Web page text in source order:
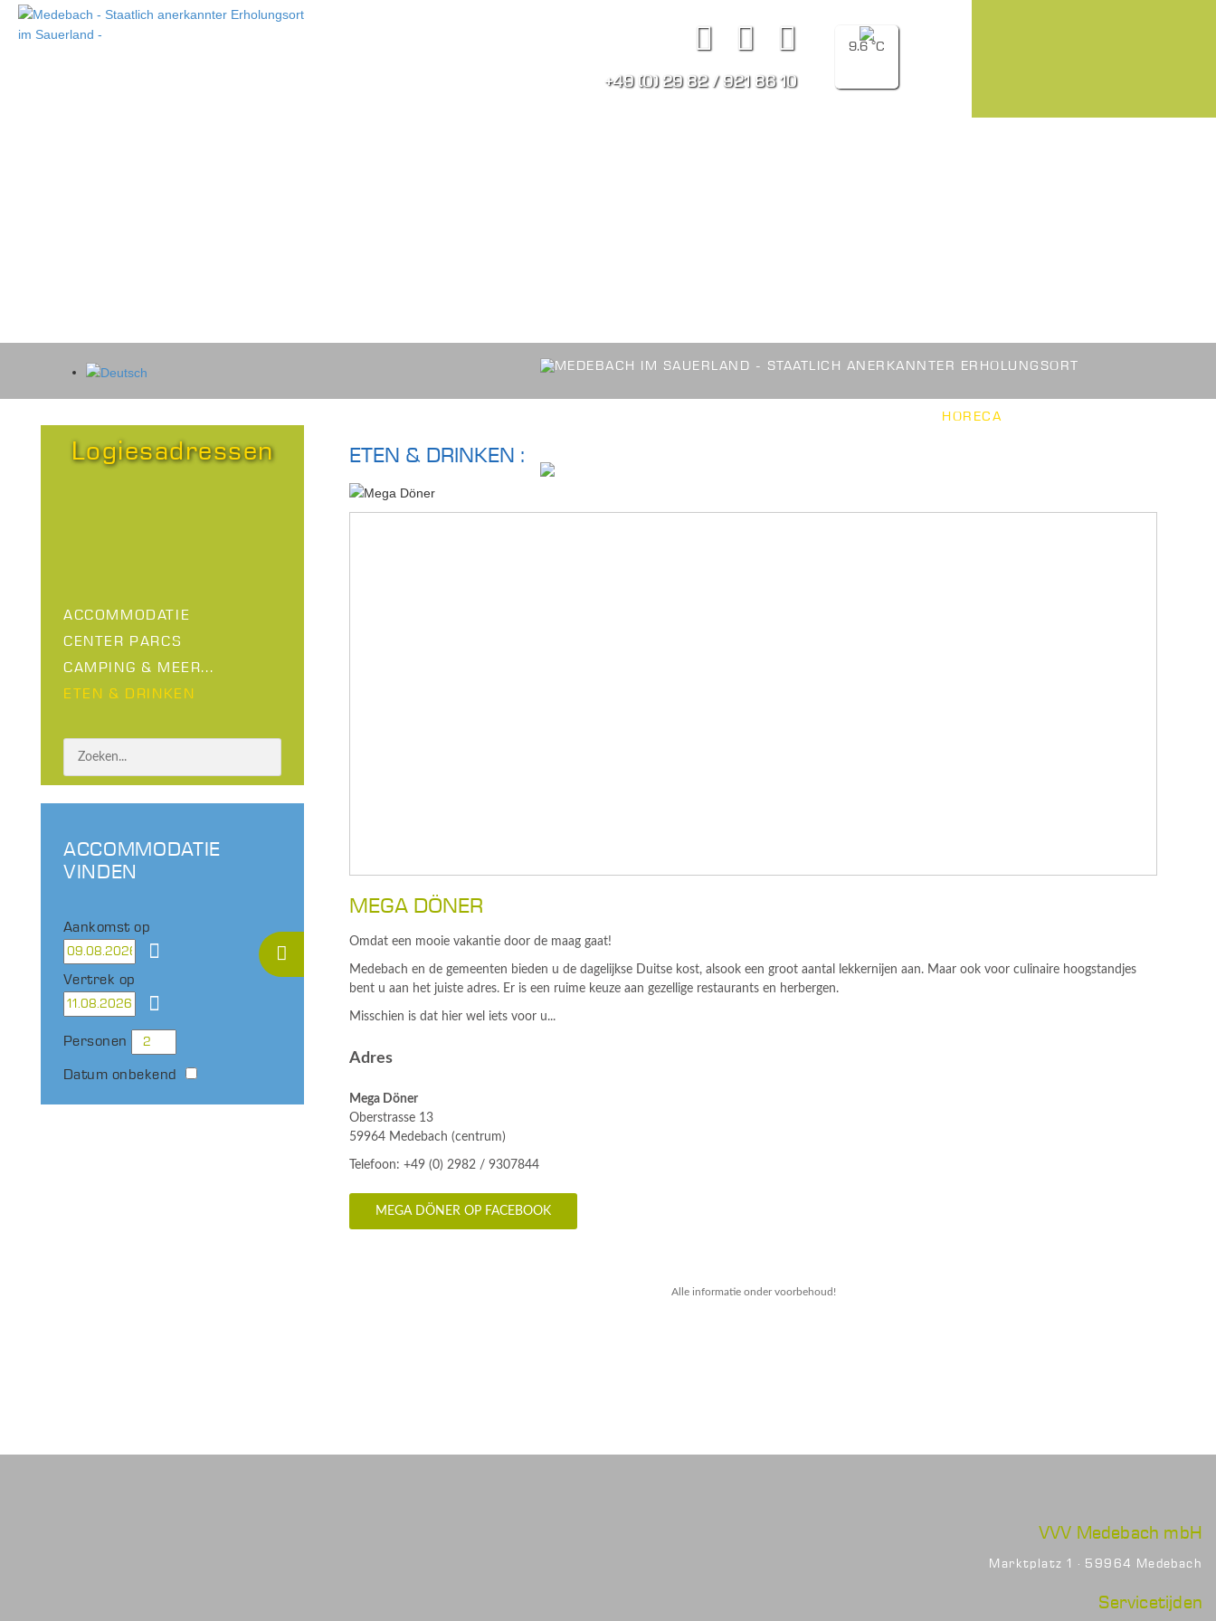
+49 (0) 29 82 / 921 86 10
9.6 °C
HORECA
Logiesadressen
ACCOMMODATIE
CENTER PARCS
CAMPING & MEER...
ETEN & DRINKEN
ACCOMMODATIE
VINDEN
Aankomst op
Vertrek op
Personen
Datum onbekend
ETEN & DRINKEN :
MEGA DÖNER
Omdat een mooie vakantie door de maag gaat!
Medebach en de gemeenten bieden u de dagelijkse Duitse kost, alsook een groot aantal lekkernijen aan. Maar ook voor culinaire hoogstandjes
bent u aan het juiste adres. Er is een ruime keuze aan gezellige restaurants en herbergen.
Misschien is dat hier wel iets voor u...
Adres
Mega Döner
Oberstrasse 13
59964 Medebach (centrum)
Telefoon: +49 (0) 2982 / 9307844
MEGA DÖNER OP FACEBOOK
Alle informatie onder voorbehoud!
VVV Medebach mbH
Marktplatz 1 · 59964 Medebach
Servicetijden